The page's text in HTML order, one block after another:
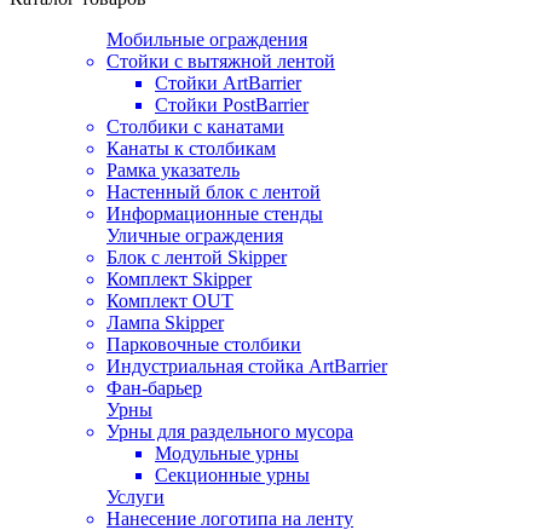
Мобильные ограждения
Стойки с вытяжной лентой
Стойки ArtBarrier
Стойки PostBarrier
Столбики с канатами
Канаты к столбикам
Рамка указатель
Настенный блок с лентой
Информационные стенды
Уличные ограждения
Блок с лентой Skipper
Комплект Skipper
Комплект OUT
Лампа Skipper
Парковочные столбики
Индустриальная стойка ArtBarrier
Фан-барьер
Урны
Урны для раздельного мусора
Модульные урны
Секционные урны
Услуги
Нанесение логотипа на ленту